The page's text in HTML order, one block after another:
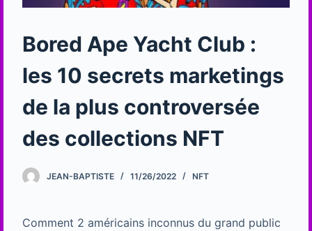
Bored Ape Yacht Club :
les 10 secrets marketings
de la plus controversée
des collections NFT
JEAN-BAPTISTE 11/26/2022 NFT
Comment 2 américains inconnus du grand public